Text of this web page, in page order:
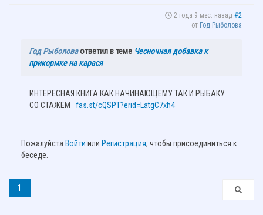
2 года 9 мес. назад #2
от Год Рыболова
Год Рыболоваответил в теме Чесночная добавка к
прикормке на карася
ИНТЕРЕСНАЯ КНИГА КАК НАЧИНАЮЩЕМУ ТАК И РЫБАКУ
СО СТАЖЕМ fas.st/cQSPT?erid=LatgC7xh4
Пожалуйста Войти или Регистрация, чтобы присоединиться к
беседе.
1